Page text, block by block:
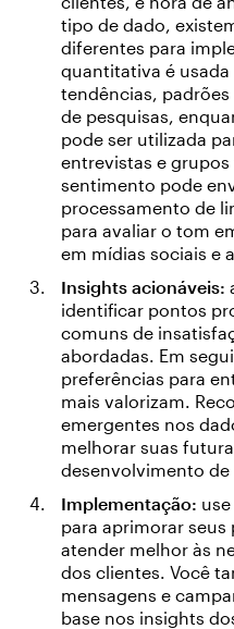
tipo de dado,
diferentes para
quantitativa é
tendências,
de pesquisas,
pode ser utilizada
entrevistas e
sentimento pode
processamento de
para avaliar o tom
em mídias sociais e
Insights acionáveis:
identificar pontos
comuns de
abordadas. Em
preferências para
mais valorizam.
emergentes nos
melhorar suas
desenvolvimento
Implementação:
para aprimorar
atender melhor às
dos clientes. Você
mensagens e
base nos insights